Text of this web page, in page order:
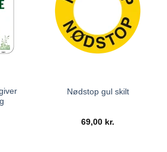
Nødstop gul skilt
69,00 kr.